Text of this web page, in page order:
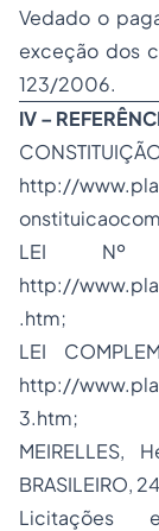
Vedado o
exceção dos
123/2006.
IV –
http://
LEI Nº
http://
.htm;
LEI
http://
3.htm;
MEIRELLES,
BRASILEIRO,
Licitações